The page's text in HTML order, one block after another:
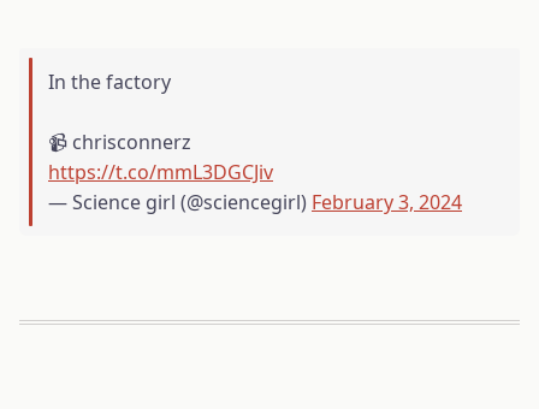
In the factory
📹 chrisconnerz
https://t.co/mmL3DGCJiv
— Science girl (@sciencegirl) February 3, 2024